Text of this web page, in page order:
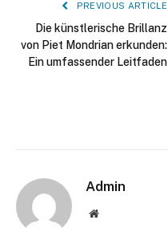
PREVIOUS ARTICLE
Die künstlerische Brillanz
von Piet Mondrian erkunden:
Ein umfassender Leitfaden
Admin
Website